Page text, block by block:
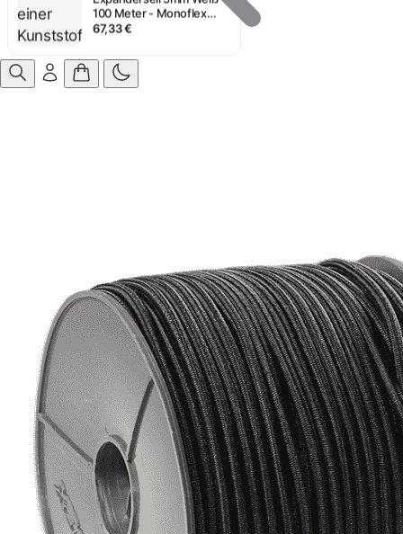
Anmelden
100 Meter - Monoflex
Polypropylen
67,33 €